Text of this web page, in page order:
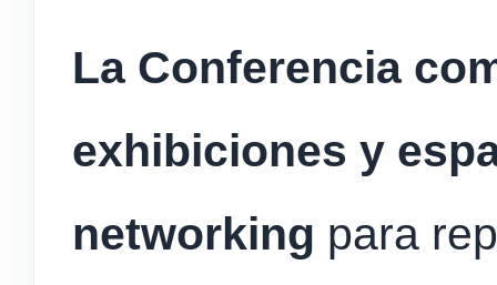
La Conferencia
exhibiciones y
networking para